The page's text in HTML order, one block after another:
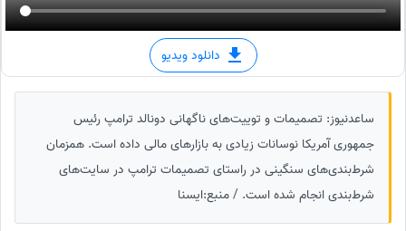
دانلود ویدیو
ساعدنیوز: تصمیمات و توییت‌های ناگهانی دونالد ترامپ رئیس
جمهوری آمریکا نوسانات زیادی به بازارهای مالی داده است. همزمان
شرط‌بندی‌های سنگینی در راستای تصمیمات ترامپ در سایت‌های
شرط‌بندی انجام شده است. / منبع:ایسنا